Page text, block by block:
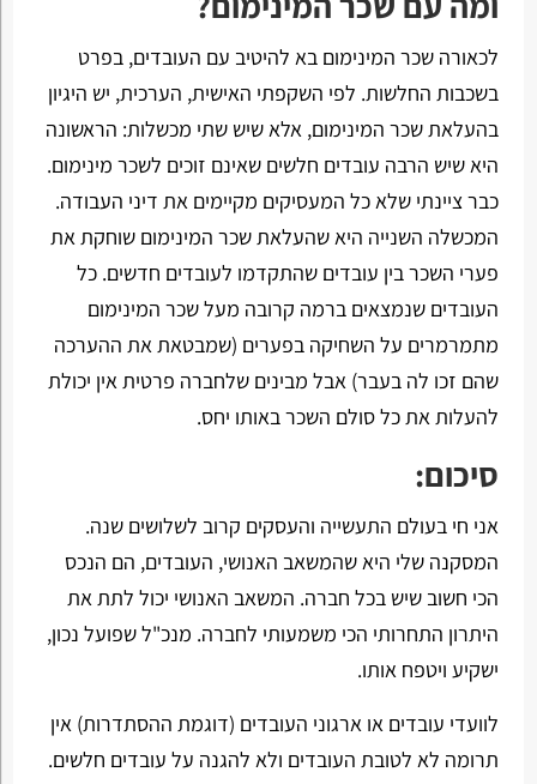
לכאורה שכר המינימום בא להיטיב עם העובדים, בפרט
בשכבות החלשות. לפי השקפתי האישית, הערכית, יש היגיון
בהעלאת שכר המינימום, אלא שיש שתי מכשלות: הראשונה
היא שיש הרבה עובדים חלשים שאינם זוכים לשכר מינימום.
כבר ציינתי שלא כל המעסיקים מקיימים את דיני העבודה.
המכשלה השנייה היא שהעלאת שכר המינימום שוחקת את
פערי השכר בין עובדים שהתקדמו לעובדים חדשים. כל
העובדים שנמצאים ברמה קרובה מעל שכר המינימום
מתמרמרים על השחיקה בפערים (שמבטאת את ההערכה
שהם זכו לה בעבר) אבל מבינים שלחברה פרטית אין יכולת
להעלות את כל סולם השכר באותו יחס.
סיכום:
אני חי בעולם התעשייה והעסקים קרוב לשלושים שנה.
המסקנה שלי היא שהמשאב האנושי, העובדים, הם הנכס
הכי חשוב שיש בכל חברה. המשאב האנושי יכול לתת את
היתרון התחרותי הכי משמעותי לחברה. מנכ"ל שפועל נכון,
ישקיע ויטפח אותו.
לוועדי עובדים או ארגוני העובדים (דוגמת ההסתדרות) אין
תרומה לא לטובת העובדים ולא להגנה על עובדים חלשים.